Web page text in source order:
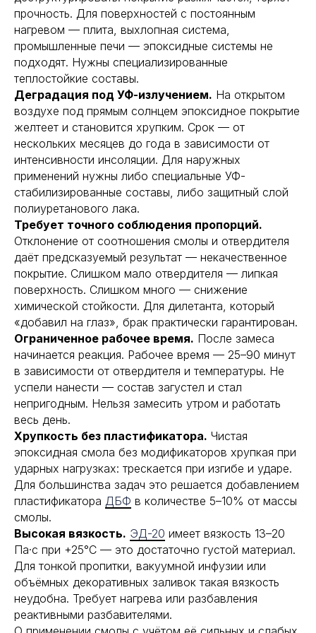
прочность. Для поверхностей с постоянным
нагревом — плита, выхлопная система,
промышленные печи — эпоксидные системы не
подходят. Нужны специализированные
теплостойкие составы.
Деградация под УФ-излучением. На открытом
воздухе под прямым солнцем эпоксидное покрытие
желтеет и становится хрупким. Срок — от
нескольких месяцев до года в зависимости от
интенсивности инсоляции. Для наружных
применений нужны либо специальные УФ-
стабилизированные составы, либо защитный слой
полиуретанового лака.
Требует точного соблюдения пропорций.
Отклонение от соотношения смолы и отвердителя
даёт предсказуемый результат — некачественное
покрытие. Слишком мало отвердителя — липкая
поверхность. Слишком много — снижение
химической стойкости. Для дилетанта, который
«добавил на глаз», брак практически гарантирован.
Ограниченное рабочее время. После замеса
начинается реакция. Рабочее время — 25–90 минут
в зависимости от отвердителя и температуры. Не
успели нанести — состав загустел и стал
непригодным. Нельзя замесить утром и работать
весь день.
Хрупкость без пластификатора. Чистая
эпоксидная смола без модификаторов хрупкая при
ударных нагрузках: трескается при изгибе и ударе.
Для большинства задач это решается добавлением
пластификатора ДБФ в количестве 5–10% от массы
смолы.
Высокая вязкость. ЭД-20 имеет вязкость 13–20
Па·с при +25°С — это достаточно густой материал.
Для тонкой пропитки, вакуумной инфузии или
объёмных декоративных заливок такая вязкость
неудобна. Требует нагрева или разбавления
реактивными разбавителями.